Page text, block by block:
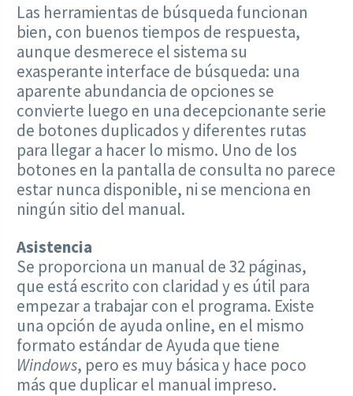
Las herramientas de búsqueda funcionan
bien, con buenos tiempos de respuesta,
aunque desmerece el sistema su
exasperante interface de búsqueda: una
aparente abundancia de opciones se
convierte luego en una decepcionante serie
de botones duplicados y diferentes rutas
para llegar a hacer lo mismo. Uno de los
botones en la pantalla de consulta no parece
estar nunca disponible, ni se menciona en
ningún sitio del manual.
Asistencia
Se proporciona un manual de 32 páginas,
que está escrito con claridad y es útil para
empezar a trabajar con el programa. Existe
una opción de ayuda online, en el mismo
formato estándar de Ayuda que tiene
Windows, pero es muy básica y hace poco
más que duplicar el manual impreso.